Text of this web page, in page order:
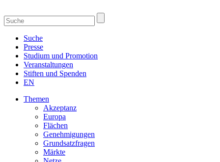
Suche
Presse
Studium und Promotion
Veranstaltungen
Stiften und Spenden
EN
Themen
Akzeptanz
Europa
Flächen
Genehmigungen
Grundsatzfragen
Märkte